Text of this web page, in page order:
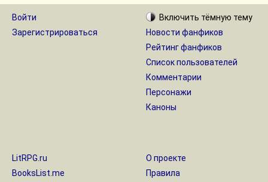
Войти
Зарегистрироваться
Включить тёмную тему
Новости фанфиков
Рейтинг фанфиков
Список пользователей
Комментарии
Персонажи
Каноны
LitRPG.ru
BooksList.me
О проекте
Правила